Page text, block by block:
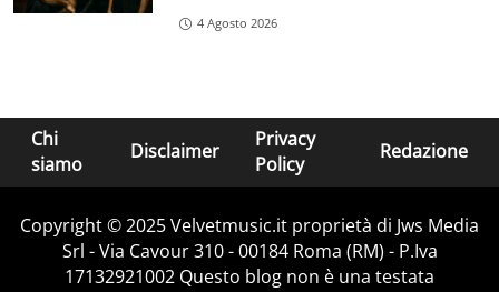
4 Agosto 2026
Chi
siamo
Disclaimer
Privacy
Policy
Redazione
Copyright © 2025 Velvetmusic.it proprietà di Jws Media
Srl - Via Cavour 310 - 00184 Roma (RM) - P.Iva
17132921002 Questo blog non è una testata